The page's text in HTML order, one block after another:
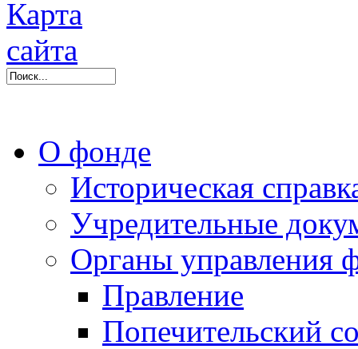
О фонде
Историческая
Учредительные
Органы управления
Правление
Попечительский